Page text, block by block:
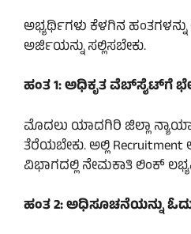
ಅಭ್ಯರ್ಥಿಗಳು ಕೆಳಗಿನ
ಅರ್ಜಿಯನ್ನು ಸಲ್ಲಿಸಬೇಕು.
ಹಂತ 1: ಅಧಿಕೃತ ವೆಬ್‌ಸೈಟ್‌ಗೆ
ಮೊದಲು ಯಾದಗಿರಿ ಜಿಲ್ಲಾ
ತೆರೆಯಬೇಕು. ಅಲ್ಲಿ Recruitment
ವಿಭಾಗದಲ್ಲಿ ನೇಮಕಾತಿ ಲಿಂಕ್
ಹಂತ 2: ಅಧಿಸೂಚನೆಯನ್ನು